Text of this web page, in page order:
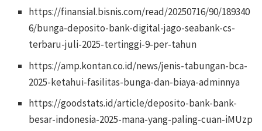
https://finansial.bisnis.com/read/20250716/90/189340
6/bunga-deposito-bank-digital-jago-seabank-cs-
terbaru-juli-2025-tertinggi-9-per-tahun
https://amp.kontan.co.id/news/jenis-tabungan-bca-
2025-ketahui-fasilitas-bunga-dan-biaya-adminnya
https://goodstats.id/article/deposito-bank-bank-
besar-indonesia-2025-mana-yang-paling-cuan-iMUzp